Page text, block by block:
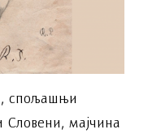
спољашњи
Словени, мајчина